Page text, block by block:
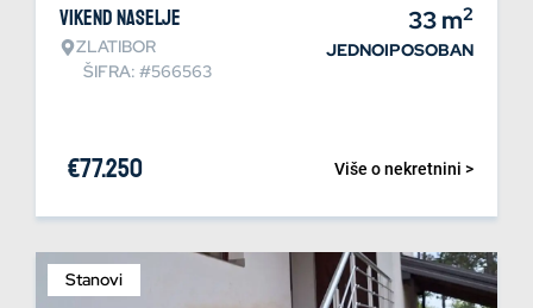
Vikend naselje
ZLATIBOR
ŠIFRA: #566563
33m2
JEDNOIPOSOBAN
Više o nekretnini >
€77.250
Stanovi